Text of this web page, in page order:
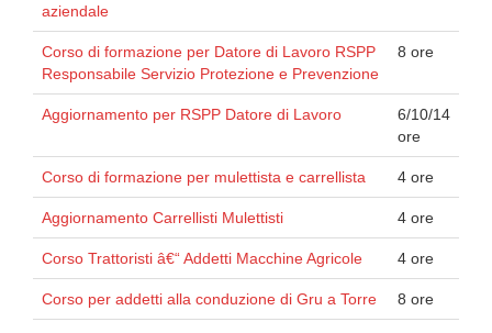
aziendale
Corso di formazione per Datore di Lavoro RSPP
Responsabile Servizio Protezione e Prevenzione
8 ore
Aggiornamento per RSPP Datore di Lavoro
6/10/14
ore
Corso di formazione per mulettista e carrellista 4 ore
Aggiornamento Carrellisti Mulettisti 4 ore
Corso Trattoristi â€“ Addetti Macchine Agricole 4 ore
Corso per addetti alla conduzione di Gru a Torre 8 ore